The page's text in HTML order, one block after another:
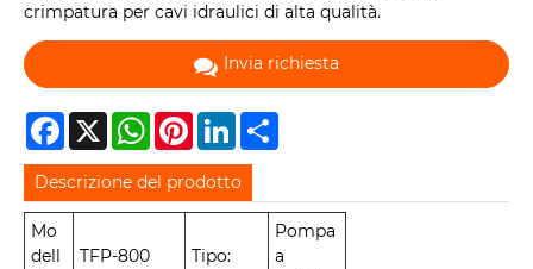
crimpatura per cavi idraulici di alta qualità.
Invia richiesta
Facebook
X WhatsAppPinterestLinkedIn
Descrizione del prodotto
Mo
dell
TFP-800 Tipo:
Pompa
a